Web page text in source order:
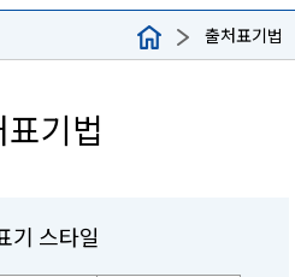
출처표기법
기법
기 스타일